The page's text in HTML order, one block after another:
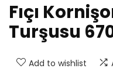
Fıçı
Turşusu
Add to wishlist